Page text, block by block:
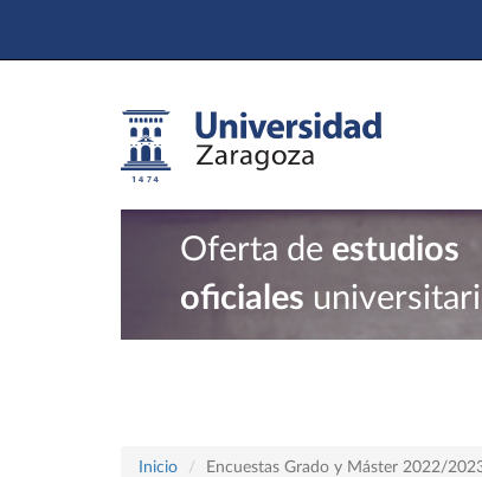
Oferta de estudios
oficiales
Inicio Encuestas Grado y Máster 2022/